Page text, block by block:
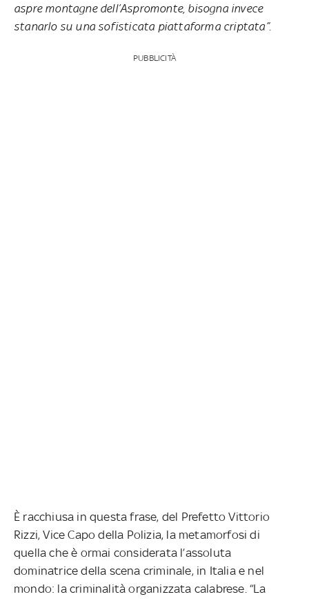
aspre montagne dell’Aspromonte, bisogna invece
stanarlo su una sofisticata piattaforma criptata”.
PUBBLICITÀ
È racchiusa in questa frase, del Prefetto Vittorio
Rizzi, Vice Capo della Polizia, la metamorfosi di
quella che è ormai considerata l’assoluta
dominatrice della scena criminale, in Italia e nel
mondo: la criminalità organizzata calabrese. “La